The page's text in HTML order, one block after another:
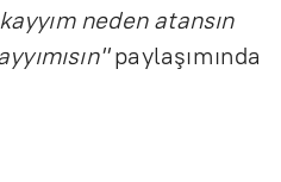
neden atansın
paylaşımında